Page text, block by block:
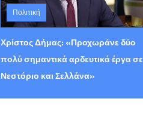
Πολιτική
Τρίτη 04 Αυγούστου 2026 23:48
Χρίστος Δήμας: «Προχωράνε δύο
πολύ σημαντικά αρδευτικά έργα σε
Νεστόριο και Σελλάνα»